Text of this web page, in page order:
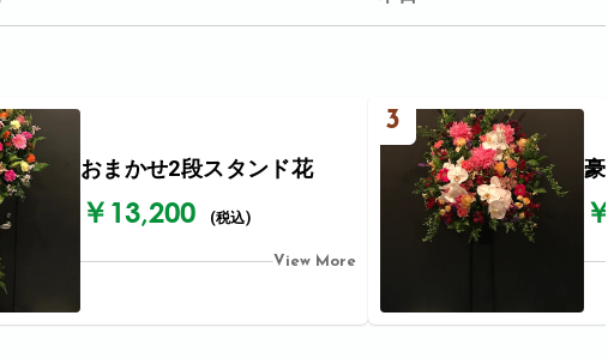
おまかせ2段スタンド花
￥13,200 (税込)
View More
3